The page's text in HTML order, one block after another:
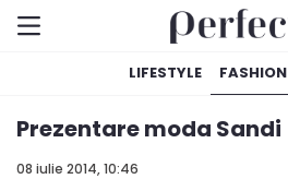
LIFESTYLE FASHION
08 iulie 2014, 10:46
Prezentare moda Sandi